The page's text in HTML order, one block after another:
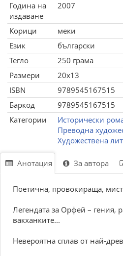
Година на
издаване
2007
Корици
меки
Език
български
Тегло
250 грама
Размери
20x13
ISBN
9789545167515
Баркод
9789545167515
Категории
Исторически
Преводна
Художествена
Анотация За автора
Поетична, провокираща,
Легендата за Орфей – гения,
вакханките...
Невероятна сплав от най-